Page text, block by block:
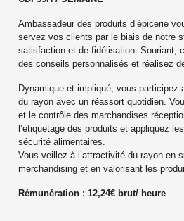
Ambassadeur des produits d’épicerie
servez vos clients par le biais de notre
satisfaction et de fidélisation. Souriant,
des conseils personnalisés et réalisez
Dynamique et impliqué, vous participez
du rayon avec un réassort quotidien.
et le contrôle des marchandises
l’étiquetage des produits et appliquez
sécurité alimentaires.
Vous veillez à l’attractivité du rayon en
merchandising et en valorisant les
Rémunération : 12,24€ brut/ heure